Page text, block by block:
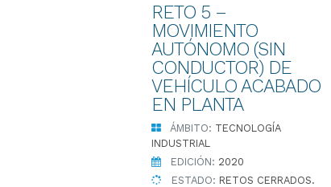
RETO 5 –
MOVIMIENTO
AUTÓNOMO (SIN
CONDUCTOR) DE
VEHÍCULO ACABADO
EN PLANTA
ÁMBITO: TECNOLOGÍA
INDUSTRIAL
EDICIÓN: 2020
ESTADO: RETOS CERRADOS.